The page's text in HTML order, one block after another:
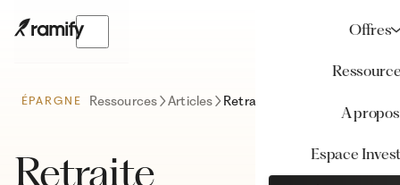
Offres
A propos
Espace
ÉPARGNE Ressources Articles
Retraite